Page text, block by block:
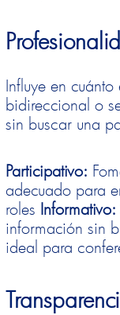
Influye en
bidireccional o
sin buscar una
Participativo:
adecuado para
roles Informativo:
información sin
ideal para